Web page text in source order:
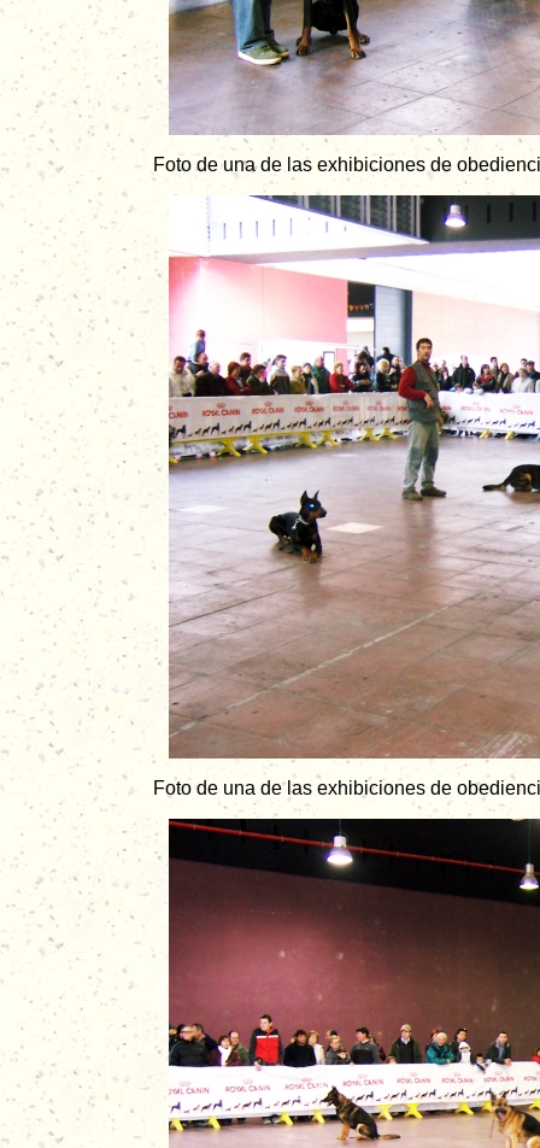
Foto de una de las exhibiciones de
Foto de una de las exhibiciones de